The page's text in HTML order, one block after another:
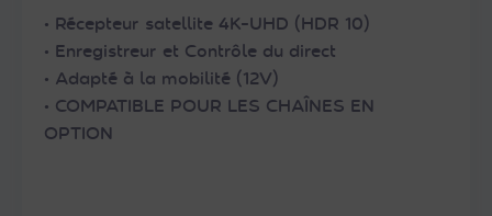
• Récepteur satellite 4K-UHD (HDR 10)
• Enregistreur et Contrôle du direct
• Adapté à la mobilité (12V)
• COMPATIBLE POUR LES CHAÎNES EN
OPTION